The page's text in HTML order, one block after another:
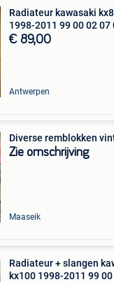
Radiateur kawasaki
1998-2011 99 00 02 07
€ 89,00
Antwerpen
Diverse remblokken
Zie omschrijving
Maaseik
Radiateur + slangen
kx100 1998-2011 99 00